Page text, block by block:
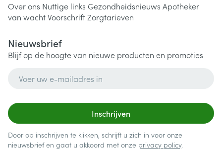
Over ons Nuttige links Gezondheidsnieuws Apotheker
van wachtVoorschriftZorgtarieven
Nieuwsbrief
Blijf op de hoogte van nieuwe producten en promoties
Inschrijven
Door op inschrijven te klikken, schrijft u zich in voor onze
nieuwsbrief en gaat u akkoord met onze privacy policy.